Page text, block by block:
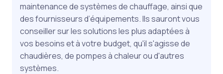
maintenance de systèmes de chauffage, ainsi que
des fournisseurs d’équipements. Ils sauront vous
conseiller sur les solutions les plus adaptées à
vos besoins et à votre budget, qu'il s'agisse de
chaudières, de pompes à chaleur ou d'autres
systèmes.